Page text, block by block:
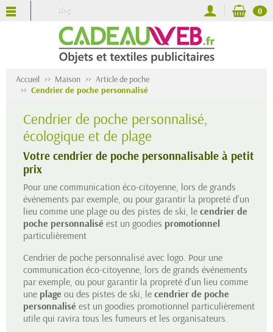
Blog 0
Accueil Maison
Article de poche
Cendrier de poche personnalisé
Cendrier de poche personnalisé,
écologique et de plage
Votre cendrier de poche personnalisable à petit
prix
Pour une communication éco-citoyenne, lors de grands
événements par exemple, ou pour garantir la propreté d'un
lieu comme une plage ou des pistes de ski, le cendrier de
poche personnalisé est un goodies promotionnel
particulièrement
Cendrier de poche personnalisé avec logo. Pour une
communication éco-citoyenne, lors de grands événements
par exemple, ou pour garantir la propreté d'un lieu comme
une plage ou des pistes de ski, le cendrier de poche
personnalisé est un goodies promotionnel particulièrement
utile qui ravira tous les fumeurs et les organisateurs.